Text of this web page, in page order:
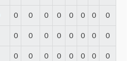
0 0 0 0 0 0 0 0
0 0 0 0 0 0 0 0
0 0 0 0 0 0 0 0